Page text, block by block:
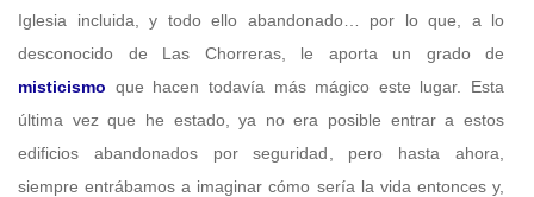
Iglesia incluida, y todo ello abandonado… por lo que, a lo
desconocido de Las Chorreras, le aporta un grado de
misticismo que hacen todavía más mágico este lugar. Esta
última vez que he estado, ya no era posible entrar a estos
edificios abandonados por seguridad, pero hasta ahora,
siempre entrábamos a imaginar cómo sería la vida entonces y,